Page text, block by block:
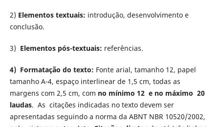
2) Elementos textuais: introdução, desenvolvimento e
conclusão.
3) Elementos pós-textuais: referências.
4) Formatação do texto: Fonte arial, tamanho 12, papel
tamanho A-4, espaço interlinear de 1,5 cm, todas as
margens com 2,5 cm, com no mínimo 12 e no máximo 20
laudas. As citações indicadas no texto devem ser
apresentadas seguindo a norma da ABNT NBR 10520/2002,